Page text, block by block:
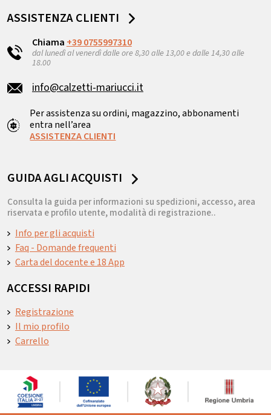
ASSISTENZA CLIENTI
Chiama +39 0755997310
dal lunedì al venerdì dalle ore 8,30 alle 13,00 e dalle 14,30 alle
18.00
info@calzetti-mariucci.it
Per assistenza su ordini, magazzino, abbonamenti
entra nell’area
ASSISTENZA CLIENTI
GUIDA AGLI ACQUISTI
Consulta la guida per informazioni su spedizioni, accesso, area
riservata e profilo utente, modalità di registrazione..
Info per gli acquisti
Faq - Domande frequenti
Carta del docente e 18 App
ACCESSI RAPIDI
Registrazione
Il mio profilo
Carrello